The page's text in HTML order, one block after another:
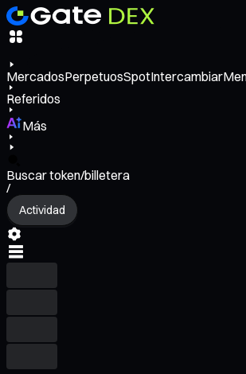
MercadosPerpetuosSpotIntercambiar
Referidos
Más
Buscar token/billetera
/
Actividad